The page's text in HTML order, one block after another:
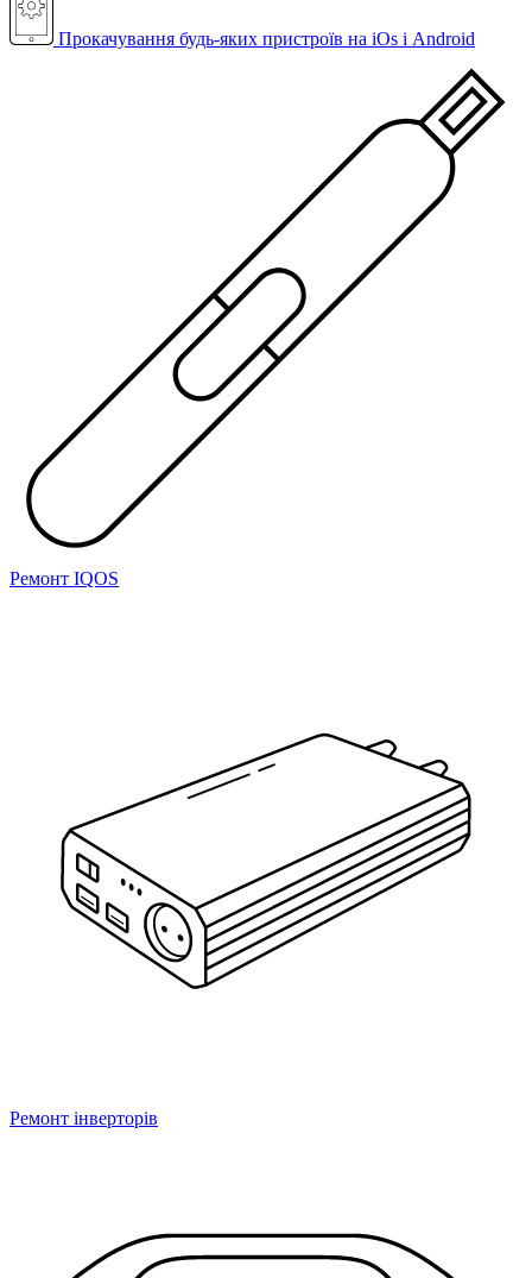
Прокачування будь-яких пристроїв на iOs і Android
Ремонт IQOS
Ремонт інверторів